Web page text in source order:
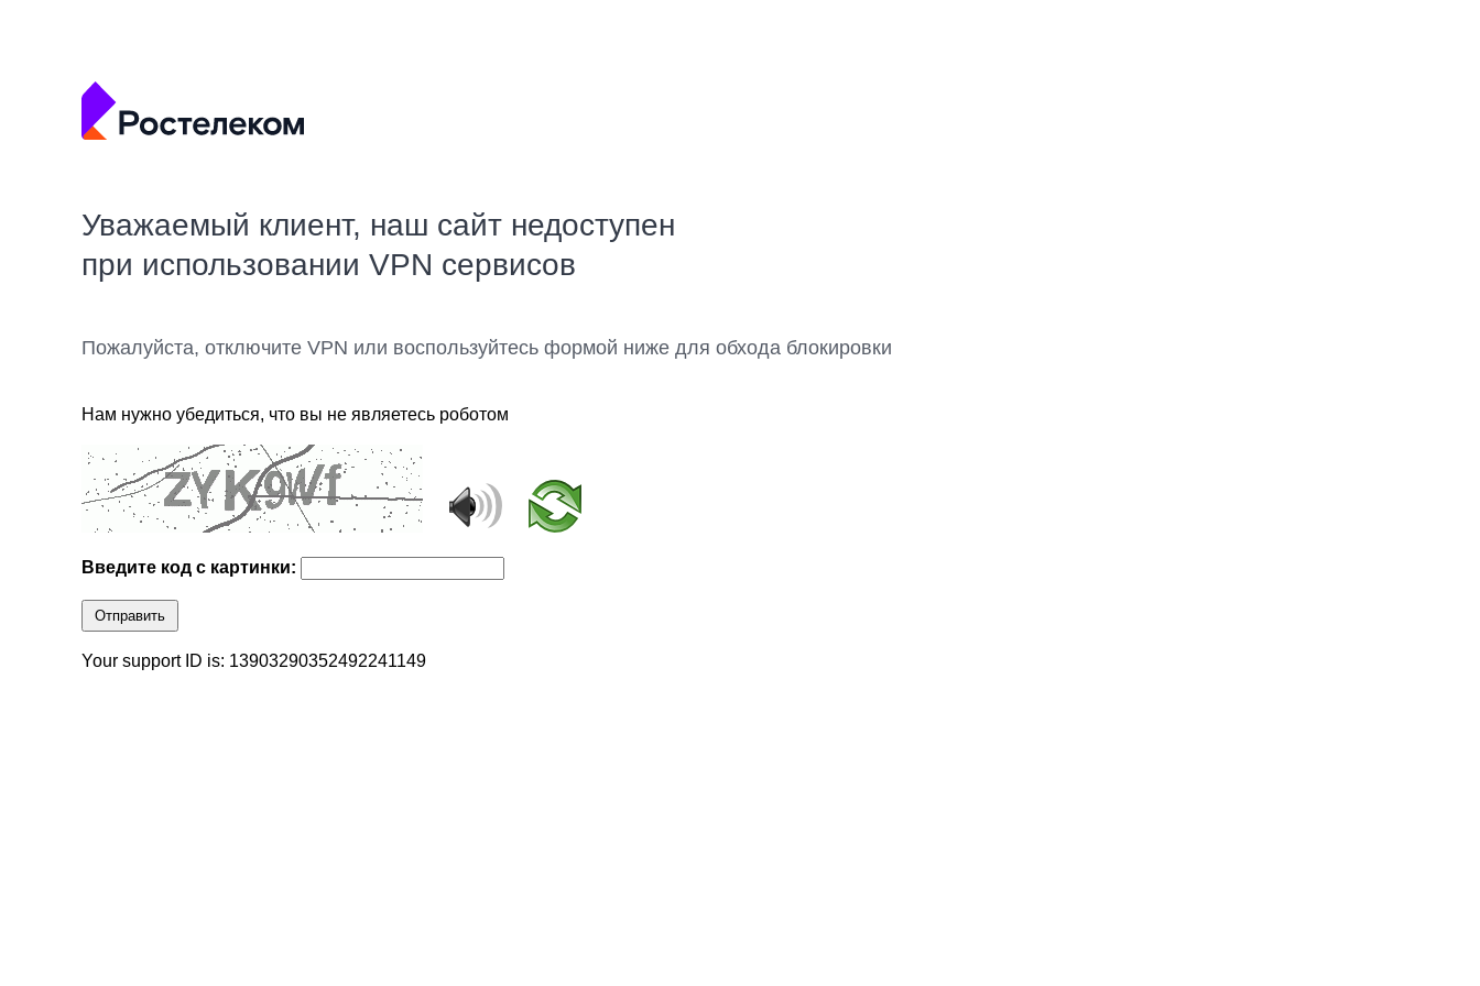
Уважаемый клиент, наш сайт недоступен
при использовании VPN сервисов
Пожалуйста, отключите VPN или воспользуйтесь формой ниже для обхода блокировки
Нам нужно убедиться, что вы не являетесь роботом
Введите код с картинки:
Отправить
Your support ID is: 13903290352492241149